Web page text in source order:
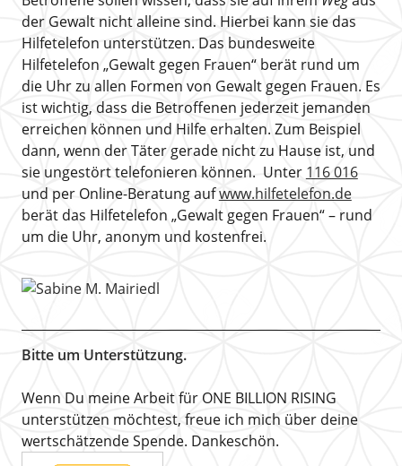
der Gewalt nicht alleine sind. Hierbei kann sie das
Hilfetelefon unterstützen. Das bundesweite
Hilfetelefon „Gewalt gegen Frauen“ berät rund um
die Uhr zu allen Formen von Gewalt gegen Frauen. Es
ist wichtig, dass die Betroffenen jederzeit jemanden
erreichen können und Hilfe erhalten. Zum Beispiel
dann, wenn der Täter gerade nicht zu Hause ist, und
sie ungestört telefonieren können. Unter 116 016
und per Online-Beratung aufwww.hilfetelefon.de
berät das Hilfetelefon „Gewalt gegen Frauen“ – rund
um die Uhr, anonym und kostenfrei.
Bitte um Unterstützung.
Wenn Du meine Arbeit für ONE BILLION RISING
unterstützen möchtest, freue ich mich über deine
wertschätzende Spende. Dankeschön.